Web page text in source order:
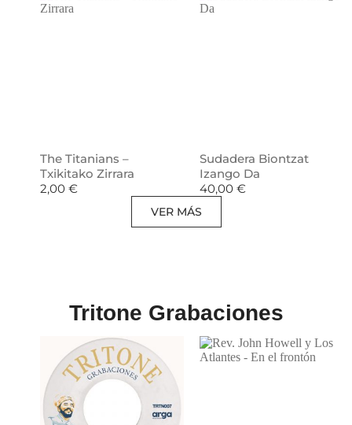
The Titanians –
Txikitako Zirrara
2,00 €
Sudadera Biontzat
Izango Da
40,00 €
VER MÁS
Tritone Grabaciones